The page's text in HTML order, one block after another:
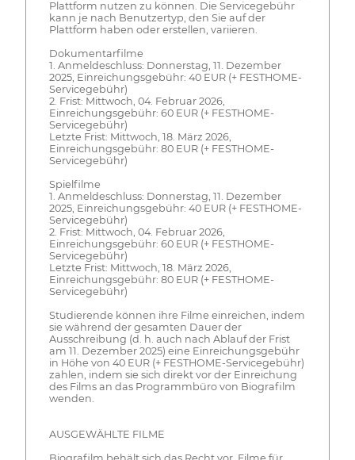
Plattform nutzen zu können. Die Servicegebühr
kann je nach Benutzertyp, den Sie auf der
Plattform haben oder erstellen, variieren.
Dokumentarfilme
1. Anmeldeschluss: Donnerstag, 11. Dezember
2025, Einreichungsgebühr: 40 EUR (+ FESTHOME-
Servicegebühr)
2. Frist: Mittwoch, 04. Februar 2026,
Einreichungsgebühr: 60 EUR (+ FESTHOME-
Servicegebühr)
Letzte Frist: Mittwoch, 18. März 2026,
Einreichungsgebühr: 80 EUR (+ FESTHOME-
Servicegebühr)
Spielfilme
1. Anmeldeschluss: Donnerstag, 11. Dezember
2025, Einreichungsgebühr: 40 EUR (+ FESTHOME-
Servicegebühr)
2. Frist: Mittwoch, 04. Februar 2026,
Einreichungsgebühr: 60 EUR (+ FESTHOME-
Servicegebühr)
Letzte Frist: Mittwoch, 18. März 2026,
Einreichungsgebühr: 80 EUR (+ FESTHOME-
Servicegebühr)
Studierende können ihre Filme einreichen, indem
sie während der gesamten Dauer der
Ausschreibung (d. h. auch nach Ablauf der Frist
am 11. Dezember 2025) eine Einreichungsgebühr
in Höhe von 40 EUR (+ FESTHOME-Servicegebühr)
zahlen, indem sie sich direkt vor der Einreichung
des Films an das Programmbüro von Biografilm
wenden.
AUSGEWÄHLTE FILME